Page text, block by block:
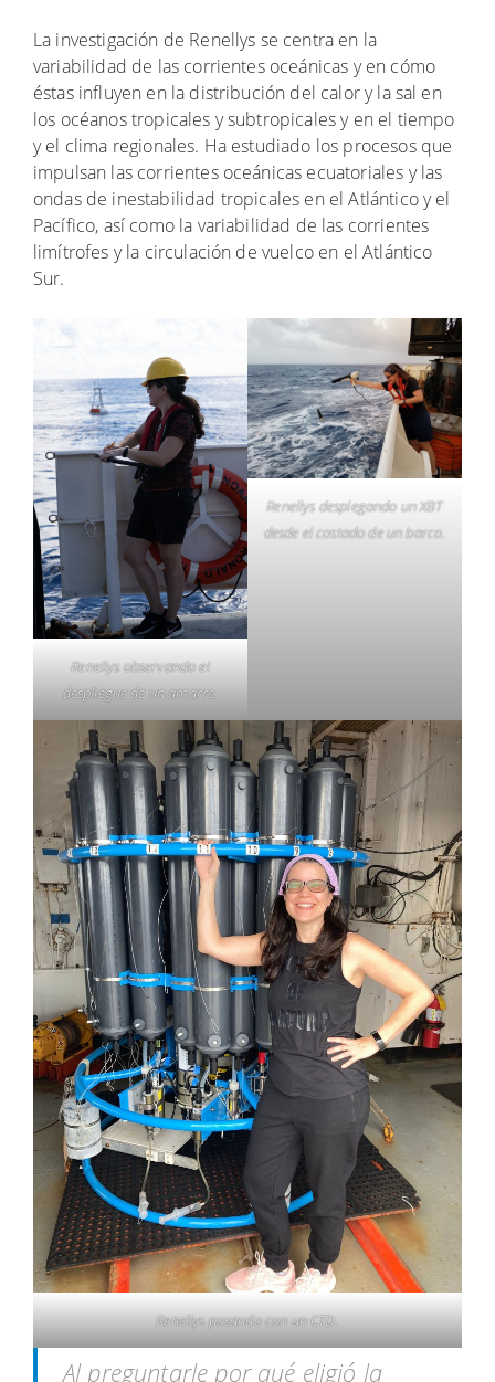
La investigación de Renellys se centra en la
variabilidad de las corrientes oceánicas y en cómo
éstas influyen en la distribución del calor y la sal en
los océanos tropicales y subtropicales y en el tiempo
y el clima regionales. Ha estudiado los procesos que
impulsan las corrientes oceánicas ecuatoriales y las
ondas de inestabilidad tropicales en el Atlántico y el
Pacífico, así como la variabilidad de las corrientes
limítrofes y la circulación de vuelco en el Atlántico
Sur.
Renellys observando el
despliegue de un amarre.
Renellys desplegando un XBT
desde el costado de un barco.
Renellys posando con un CTD.
Al preguntarle por qué eligió la